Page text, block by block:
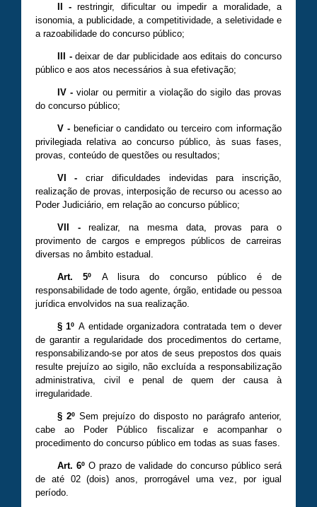
II - restringir, dificultar ou impedir a moralidade, a
isonomia, a publicidade, a competitividade, a seletividade e
a razoabilidade do concurso público;
III -deixar de dar publicidade aos editais do concurso
público e aos atos necessários à sua efetivação;
IV - violar ou permitir a violação do sigilo das provas
do concurso público;
V - beneficiar o candidato ou terceiro com informação
privilegiada relativa ao concurso público, às suas fases,
provas, conteúdo de questões ou resultados;
VI - criar dificuldades indevidas para inscrição,
realização de provas, interposição de recurso ou acesso ao
Poder Judiciário, em relação ao concurso público;
VII -realizar, na mesma data, provas para o
provimento de cargos e empregos públicos de carreiras
diversas no âmbito estadual.
Art. 5º A lisura do concurso público é de
responsabilidade de todo agente, órgão, entidade ou pessoa
jurídica envolvidos na sua realização.
§ 1º A entidade organizadora contratada tem o dever
de garantir a regularidade dos procedimentos do certame,
responsabilizando-se por atos de seus prepostos dos quais
resulte prejuízo ao sigilo, não excluída a responsabilização
administrativa, civil e penal de quem der causa à
irregularidade.
§ 2ºSem prejuízo do disposto no parágrafo anterior,
cabe ao Poder Público fiscalizar e acompanhar o
procedimento do concurso público em todas as suas fases.
Art. 6ºO prazo de validade do concurso público será
de até 02 (dois) anos, prorrogável uma vez, por igual
período.